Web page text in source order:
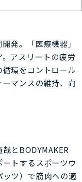
発。「医療機器」
アスリートの疲労
環をコントロール
マンスの維持、向
とBODYMAKER
トするスポーツウ
ツ）で筋肉への適